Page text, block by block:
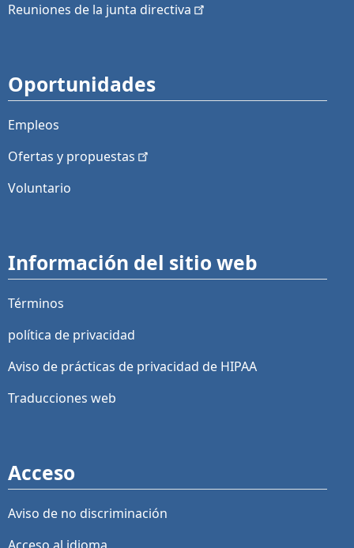
Reuniones de la junta directiva
Oportunidades
Empleos
Ofertas y propuestas
Voluntario
Información del sitio web
Términos
política de privacidad
Aviso de prácticas de privacidad de HIPAA
Traducciones web
Acceso
Aviso de no discriminación